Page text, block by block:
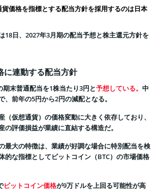
価格を指標とする配当方針を採用するのは日本
18日、2027年3月期の配当予想と株主還元方針を
に連動する配当方針
期末普通配当を1株当たり3円と予想している。 中
、前年の5円から2円の減配となる。
（仮想通貨）の価格変動に大きく依存しており、
の評価損益が業績に直結する構造だ。
最大の特徴は、業績が好調な場合に特別配当を検
的な指標としてビットコイン（BTC）の市場価格
ビットコイン価格が9万ドルを上回る可能性が高